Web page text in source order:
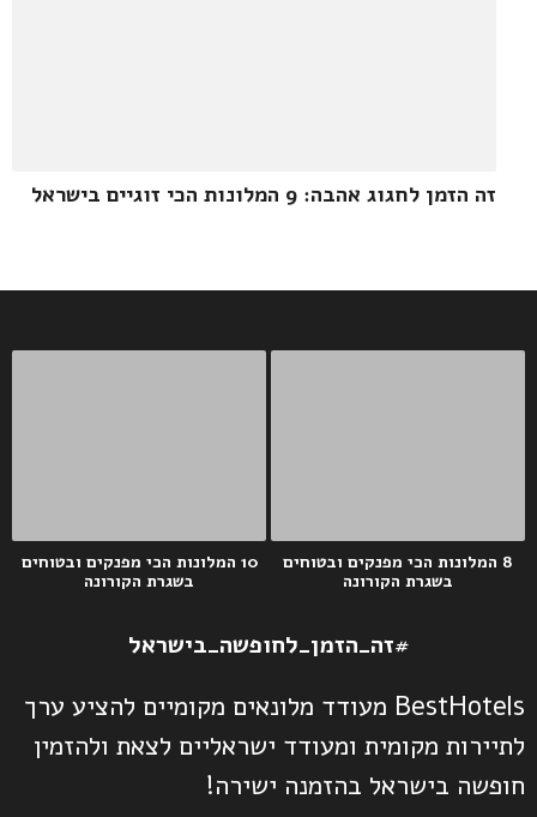
זה הזמן לחגוג אהבה: 9 המלונות הכי זוגיים בישראל
8 המלונות הכי מפנקים ובטוחים
בשגרת הקורונה
10 המלונות הכי מפנקים ובטוחים
בשגרת הקורונה
#זה_הזמן_לחופשה_בישראל
BestHotels מעודד מלונאים מקומיים להציע ערך
לתיירות מקומית ומעודד ישראליים לצאת ולהזמין
חופשה בישראל בהזמנה ישירה!